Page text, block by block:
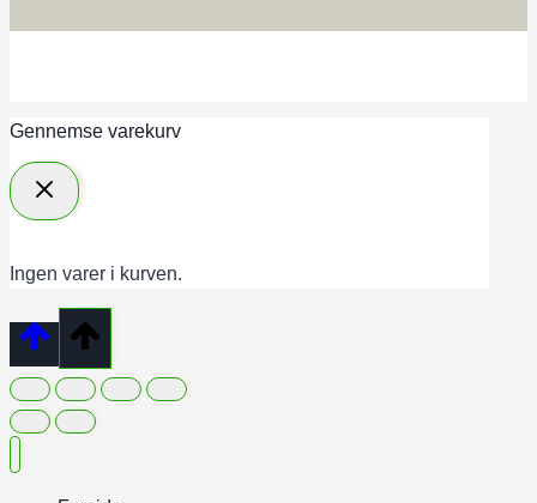
Gennemse varekurv
Ingen varer i kurven.